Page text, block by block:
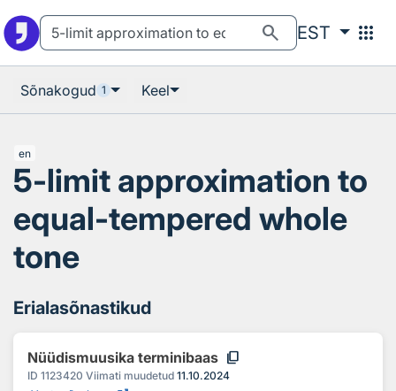
search EST apps
Sõnakogud 1 Keel
en
5-limit approximation to
equal-tempered whole
tone
Erialasõnastikud
Nüüdismuusika terminibaas content_copy
ID 1123420 Viimati muudetud 11.10.2024